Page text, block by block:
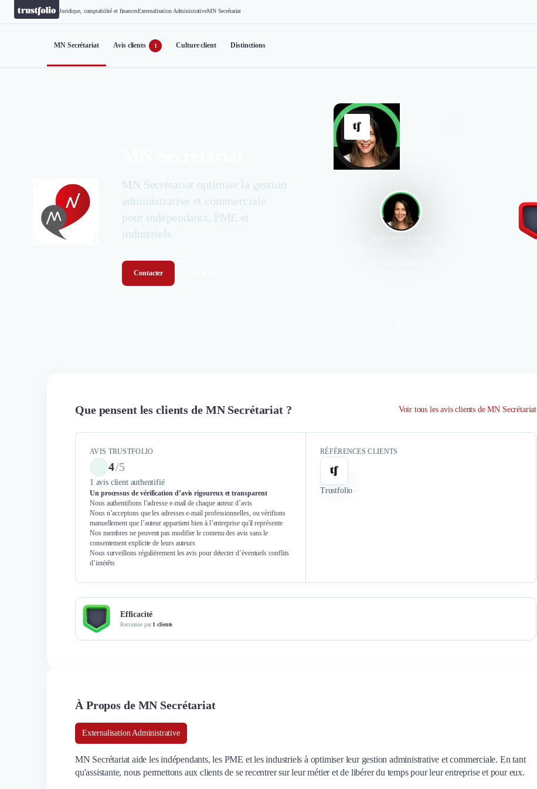
Juridique, comptabilité et financesExternalisation AdministrativeMN Secrétariat
MN Secrétariat Avis clients 1 Culture client Distinctions
MN Secrétariat optimise la gestion
administrative et commerciale
pour indépendants, PME et
industriels.
Contacter
Que pensent les clients de MN Secrétariat ? Voir tous les avis clients de MN Secrétariat
AVIS TRUSTFOLIO
4/5
1 avis client authentifié
Un processus de vérification d’avis rigoureux et transparent
Nous authentifions l’adresse e-mail de chaque auteur d’avis
Nous n’acceptons que les adresses e-mail professionnelles, ou vérifions
manuellement que l’auteur appartient bien à l’entreprise qu'il représente
Nos membres ne peuvent pas modifier le contenu des avis sans le
consentement explicite de leurs auteurs
Nous surveillons régulièrement les avis pour détecter d’éventuels conflits
d’intérêts
RÉFÉRENCES CLIENTS
Trustfolio
Efficacité
Reconnue par1 clients
À Propos de MN Secrétariat
Externalisation Administrative
MN Secrétariat aide les indépendants, les PME et les industriels à optimiser leur gestion administrative et commerciale. En tant
qu'assistante, nous permettons aux clients de se recentrer sur leur métier et de libérer du temps pour leur entreprise et pour eux.